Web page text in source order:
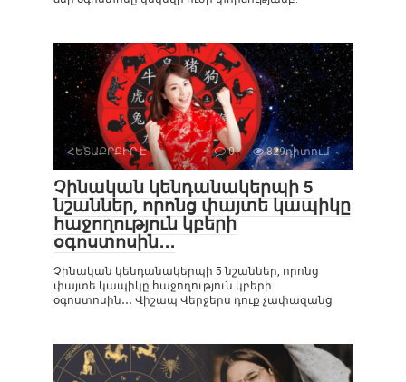
ՀԵՏԱՔՐՔԻՐ Է 0 829դիտում
Չինական կենդանակերպի 5
նշաններ, որոնց փայտե կապիկը
հաջողություն կբերի
օգոստոսին․․․
Չինական կենդանակերպի 5 նշաններ, որոնց
փայտե կապիկը հաջողություն կբերի
օգոստոսին․․․ Վիշապ Վերջերս դուք չափազանց